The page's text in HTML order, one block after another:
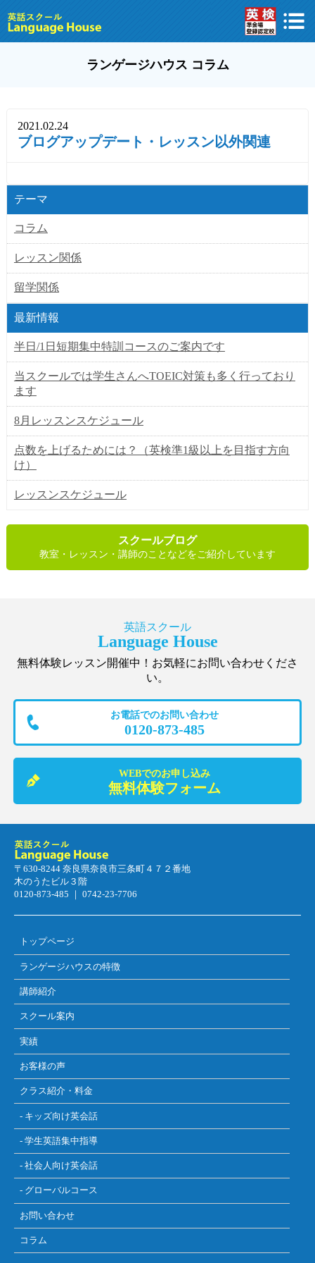
ランゲージハウス コラム
2021.02.24
ブログアップデート・レッスン以外関連
テーマ
コラム
レッスン関係
留学関係
最新情報
半日/1日短期集中特訓コースのご案内です
当スクールでは学生さんへTOEIC対策も多く行っており
ます
8月レッスンスケジュール
点数を上げるためには？（英検準1級以上を目指す方向
け）
レッスンスケジュール
スクールブログ
教室・レッスン・講師のことなどをご紹介しています
英語スクール
Language House
無料体験レッスン開催中！お気軽にお問い合わせくださ
い。
お電話でのお問い合わせ
0120-873-485
WEBでのお申し込み
無料体験フォーム
〒630-8244 奈良県奈良市三条町４７２番地
木のうたビル３階
0120-873-485 ｜ 0742-23-7706
トップページ
ランゲージハウスの特徴
講師紹介
スクール案内
実績
お客様の声
クラス紹介・料金
- キッズ向け英会話
- 学生英語集中指導
- 社会人向け英会話
- グローバルコース
お問い合わせ
コラム